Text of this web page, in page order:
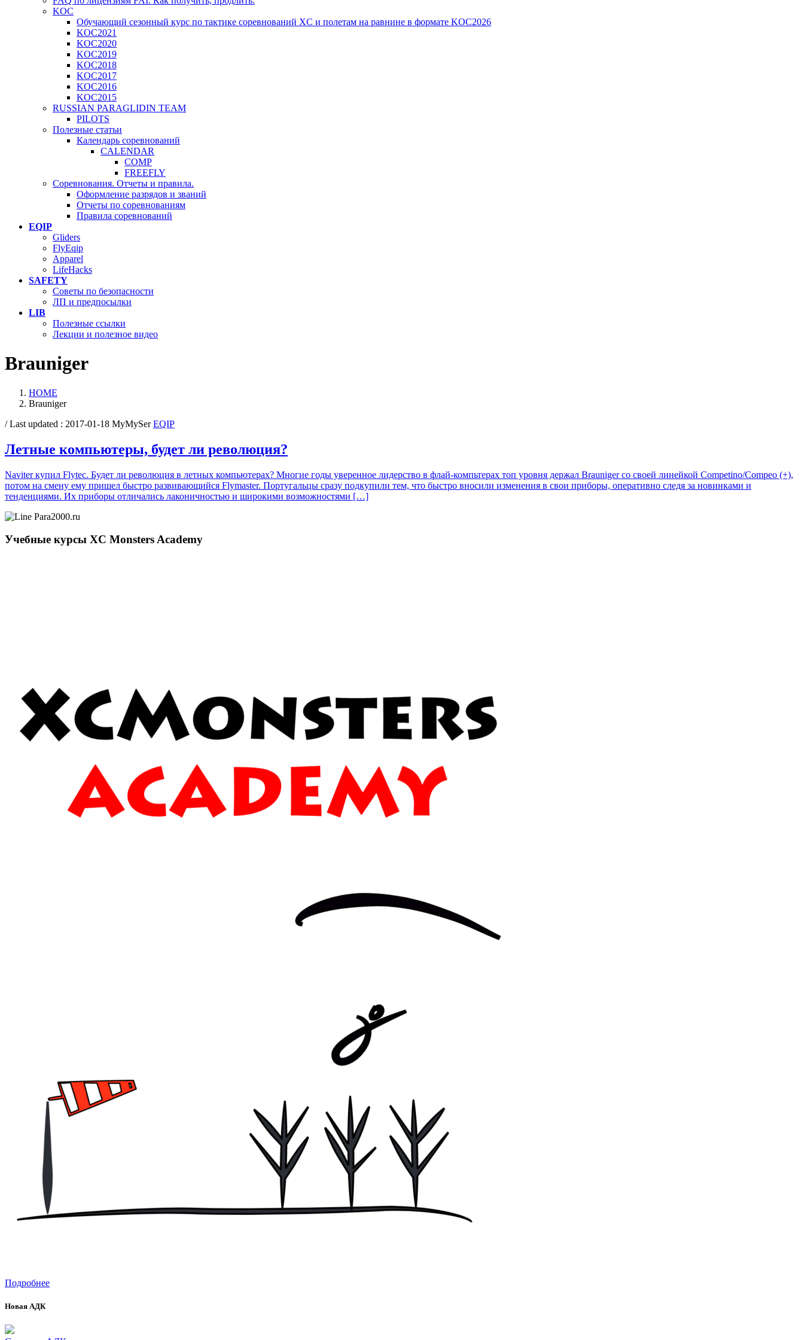
KOC
Обучающий сезонный курс по тактике соревнований XC и полетам на равнине в формате KOC2026
KOC2021
KOC2020
KOC2019
KOC2018
KOC2017
KOC2016
KOC2015
RUSSIAN PARAGLIDIN TEAM
PILOTS
Полезные статьи
Календарь соревнований
CALENDAR
COMP
FREEFLY
Соревнования. Отчеты и правила.
Оформление разрядов и званий
Отчеты по соревнованиям
Правила соревнований
EQIP
Gliders
FlyEqip
Apparel
LifeHacks
SAFETY
Советы по безопасности
ЛП и предпосылки
LIB
Полезные ссылки
Лекции и полезное видео
Brauniger
HOME
Brauniger
/ Last updated : 2017-01-18 MyMySer EQIP
Летные компьютеры, будет ли революция?
Naviter купил Flytec. Будет ли революция в летных компьютерах? Многие годы уверенное лидерство в флай-компьтерах топ уровня держал Brauniger со своей линейкой Competino/Compeo (+),
потом на смену ему пришел быстро развивающийся Flymaster. Португальцы сразу подкупили тем, что быстро вносили изменения в свои приборы, оперативно следя за новинками и
тенденциями. Их приборы отличались лаконичностью и широкими возможностями […]
Учебные курсы XC Monsters Academy
Подробнее
Новая АДК